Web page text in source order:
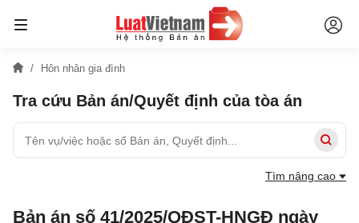
Hôn nhân gia đình
Tra cứu Bản án/Quyết định của tòa án
Tìm nâng cao
Bản án số 41/2025/QĐST-HNGĐ ngày